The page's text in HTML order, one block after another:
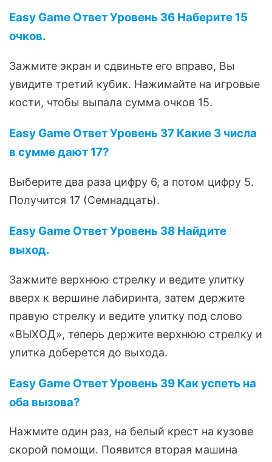
Easy Game Ответ Уровень 36 Наберите 15
очков.
Зажмите экран и сдвиньте его вправо, Вы
увидите третий кубик. Нажимайте на игровые
кости, чтобы выпала сумма очков 15.
Easy Game Ответ Уровень 37 Какие 3 числа
в сумме дают 17?
Выберите два раза цифру 6, а потом цифру 5.
Получится 17 (Семнадцать).
Easy Game Ответ Уровень 38 Найдите
выход.
Зажмите верхнюю стрелку и ведите улитку
вверх к вершине лабиринта, затем держите
правую стрелку и ведите улитку под слово
«ВЫХОД», теперь держите верхнюю стрелку и
улитка доберется до выхода.
Easy Game Ответ Уровень 39 Как успеть на
оба вызова?
Нажмите один раз, на белый крест на кузове
скорой помощи. Появится вторая машина